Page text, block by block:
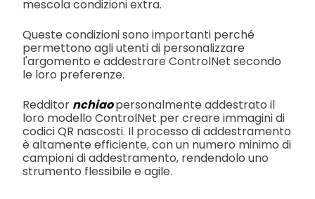
mescola condizioni extra.
Queste condizioni sono importanti perché
permettono agli utenti di personalizzare
l'argomento e addestrare ControlNet secondo
le loro preferenze.
Redditor nchiaopersonalmente addestrato il
loro modello ControlNet per creare immagini di
codici QR nascosti. Il processo di addestramento
è altamente efficiente, con un numero minimo di
campioni di addestramento, rendendolo uno
strumento flessibile e agile.